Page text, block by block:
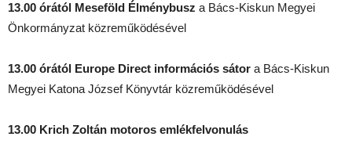
13.00 órától Meseföld Élménybusz a Bács-Kiskun Megyei
Önkormányzat közreműködésével
13.00 órától Europe Direct információs sátor a Bács-Kiskun
Megyei Katona József Könyvtár közreműködésével
13.00 Krich Zoltán motoros emlékfelvonulás